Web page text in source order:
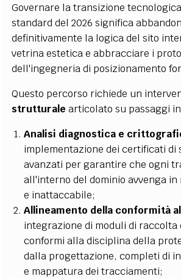
Governare la transizione
standard del 2026 significa
definitivamente la logica del sito
vetrina estetica e abbracciare i
dell'ingegneria di posizionamento
Questo percorso richiede un
strutturale articolato su passaggi
Analisi diagnostica e
implementazione dei certificati di
avanzati per garantire che ogni
all'interno del dominio avvenga
e inattaccabile;
Allineamento della conformità al
integrazione di moduli di raccolta
conformi alla disciplina della
dalla progettazione, completi di
e mappatura dei tracciamenti;